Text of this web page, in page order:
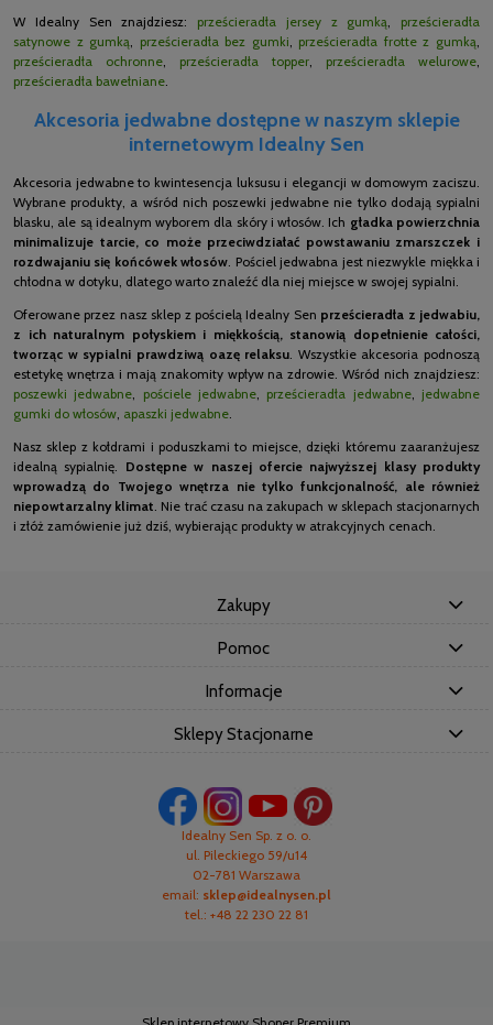
W Idealny Sen znajdziesz: prześcieradła jersey z gumką
prześcieradła
satynowe z gumką
prześcieradła bez gumki prześcieradła frotte z gumką
prześcieradła ochronne
prześcieradła topper prześcieradła welurowe
prześcieradła bawełniane
Akcesoria jedwabne dostępne w naszym sklepie
internetowym Idealny Sen
Akcesoria jedwabne to kwintesencja luksusu i elegancji w domowym zaciszu.
Wybrane produkty, a wśród nich poszewki jedwabne nie tylko dodają sypialni
blasku, ale są idealnym wyborem dla skóry i włosów. Ich gładka powierzchnia
minimalizuje tarcie, co może przeciwdziałać powstawaniu zmarszczek i
rozdwajaniu się końcówek włosów . Pościel jedwabna jest niezwykle miękka i
chłodna w dotyku, dlatego warto znaleźć dla niej miejsce w swojej sypialni.
Oferowane przez nasz sklep z pościelą Idealny Sen prześcieradła z jedwabiu,
z ich naturalnym połyskiem i miękkością, stanowią dopełnienie całości,
tworząc w sypialni prawdziwą oazę relaksu . Wszystkie akcesoria podnoszą
estetykę wnętrza i mają znakomity wpływ na zdrowie. Wśród nich znajdziesz:
poszewki jedwabne
pościele jedwabne prześcieradła jedwabne, jedwabne
gumki do włosów apaszki jedwabne
Nasz sklep z kołdrami i poduszkami to miejsce, dzięki któremu zaaranżujesz
idealną sypialnię. Dostępne w naszej ofercie najwyższej klasy produkty
wprowadzą do Twojego wnętrza nie tylko funkcjonalność, ale również
niepowtarzalny klimat . Nie trać czasu na zakupach w sklepach stacjonarnych
i złóż zamówienie już dziś, wybierając produkty w atrakcyjnych cenach.
Zakupy
Pomoc
Informacje
Sklepy Stacjonarne
Idealny Sen Sp. z o. o.
ul. Pileckiego 59/u14
02-781 Warszawa
email: sklep@idealnysen.pl
tel.: +48 22 230 22 81